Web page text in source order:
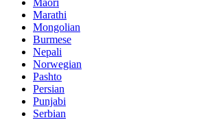
Maori
Marathi
Mongolian
Burmese
Nepali
Norwegian
Pashto
Persian
Punjabi
Serbian